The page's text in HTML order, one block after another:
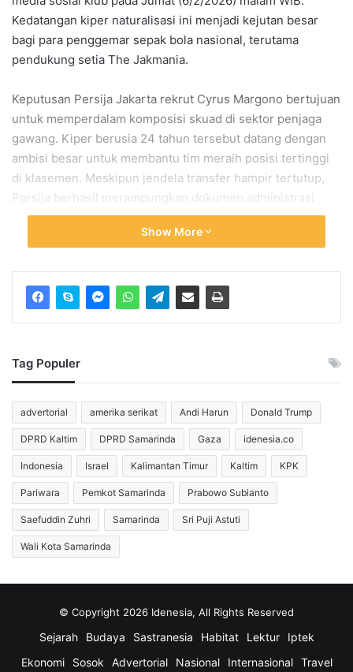
Kedatangan kiper naturalisasi ini menjadi kejutan besar
bagi para penggemar sepak bola nasional, terutama
pendukung setia The Jakmania.
Keputusan Persija Jakarta rekrut Cyrus Margono bertujuan
untuk memperdalam komposisi skuad di sektor penjaga
gawang. Kiper berusia 24 tahun tersebut datang dengan
ambisi besar untuk membantu tim meraih posisi tertinggi
di klasemen. Meskipun jendela transfer hampir tertutup,
Persija berhasil merampungkan dokumen administrasi
sang pemain tepat waktu.
Cyrus Margono sebagai Kiper
Baru
yang memiliki darah Indonesia-Iran ini. Cyrus Margono
menyelesaikan kontraknya dengan klub kasta tertinggi
Kosovo, Dukagjini. Status tanpa klub tersebut
mempermudah proses negosiasi sehingga Persija dapat
mengamankan tanda tangannya dengan cepat.
Pengumuman resmi ini muncul melalui sebuah unggahan
video kreatif di akun X resmi klub. Dalam video tersebut,
Persija memperkenalkan Cyrus sebagai sosok pengawal
memiliki fokus yang tajam untuk menjaga pertahanan
Macan Kemayoran dari serangan lawan.
Show More
Tag Populer
advertorial amerika serikat Andi Harun Donald Trump
DPRD Kaltim DPRD Samarinda Gaza idenesia.co
Indonesia Israel Kalimantan Timur Kaltim KPK
Pariwara Pemkot Samarinda Prabowo Subianto
Saefuddin Zuhri Samarinda Sri Puji Astuti
Wali Kota Samarinda
© Copyright 2026 Idenesia, All Rights Reserved
Sejarah Budaya Sastranesia Habitat Lektur
Iptek
Ekonomi
Sosok Advertorial Nasional Internasional Travel